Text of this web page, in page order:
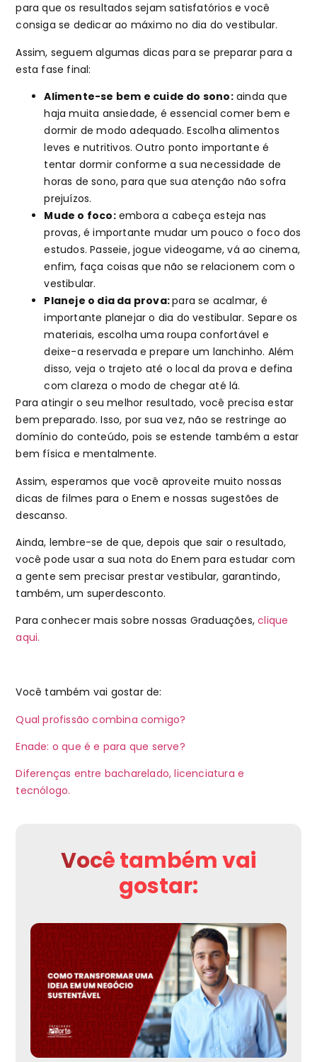
para que os resultados sejam satisfatórios e você
consiga se dedicar ao máximo no dia do vestibular.
Assim, seguem algumas dicas para se preparar para a
esta fase final:
Alimente-se bem e cuide do sono:ainda que
haja muita ansiedade, é essencial comer bem e
dormir de modo adequado. Escolha alimentos
leves e nutritivos. Outro ponto importante é
tentar dormir conforme a sua necessidade de
horas de sono, para que sua atenção não sofra
prejuízos.
Mude o foco:embora a cabeça esteja nas
provas, é importante mudar um pouco o foco dos
estudos. Passeie, jogue videogame, vá ao cinema,
enfim, faça coisas que não se relacionem com o
vestibular.
Planeje o dia da prova:para se acalmar, é
importante planejar o dia do vestibular. Separe os
materiais, escolha uma roupa confortável e
deixe-a reservada e prepare um lanchinho. Além
disso, veja o trajeto até o local da prova e defina
com clareza o modo de chegar até lá.
Para atingir o seu melhor resultado, você precisa estar
bem preparado. Isso, por sua vez, não se restringe ao
domínio do conteúdo, pois se estende também a estar
bem física e mentalmente.
Assim, esperamos que você aproveite muito nossas
dicas de filmes para o Enem e nossas sugestões de
descanso.
Ainda, lembre-se de que, depois que sair o resultado,
você pode usar a sua nota do Enem para estudar com
a gente sem precisar prestar vestibular, garantindo,
também, um superdesconto.
Para conhecer mais sobre nossas Graduações,clique
aqui.
Você também vai gostar de:
Qual profissão combina comigo?
Enade: o que é e para que serve?
Diferenças entre bacharelado, licenciatura e
tecnólogo.
Você também vai
gostar: